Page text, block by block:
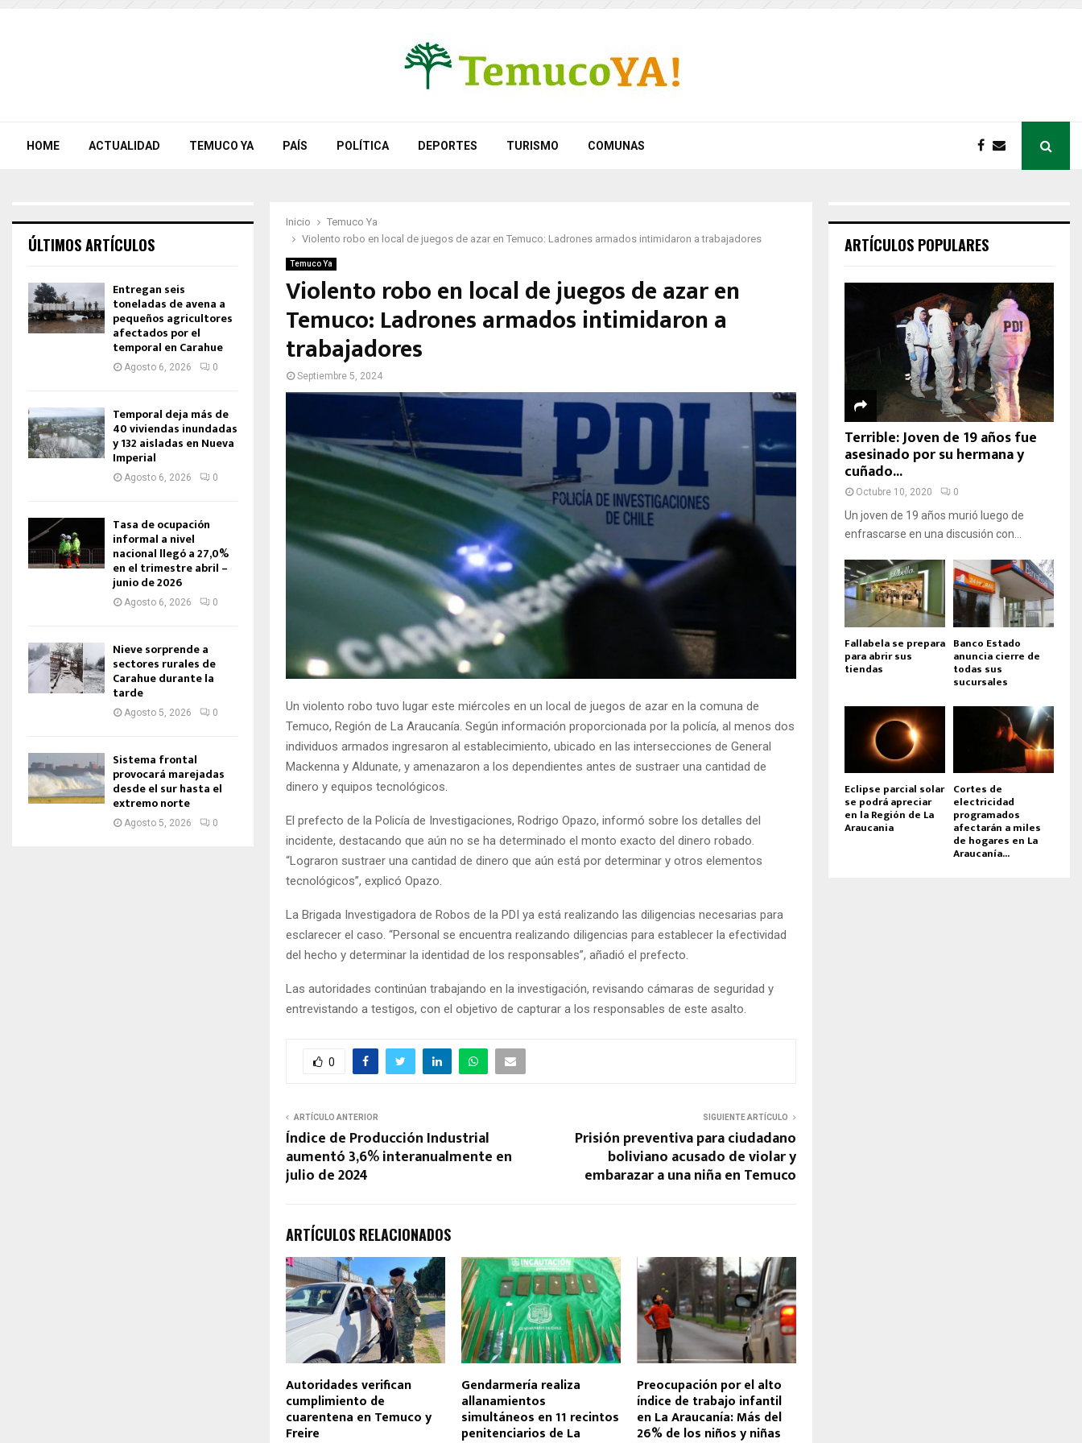
HOME ACTUALIDAD TEMUCO YA PAÍS POLÍTICA DEPORTES TURISMO COMUNAS
Inicio
Temuco Ya
Violento robo en local de juegos de azar en Temuco: Ladrones armados intimidaron a trabajadores
Temuco Ya
Violento robo en local de juegos de azar en
Temuco: Ladrones armados intimidaron a
trabajadores
Septiembre 5, 2024
Un violento robo tuvo lugar este miércoles en un local de juegos de azar en la comuna de
Temuco, Región de La Araucanía. Según información proporcionada por la policía, al menos dos
individuos armados ingresaron al establecimiento, ubicado en las intersecciones de General
Mackenna y Aldunate, y amenazaron a los dependientes antes de sustraer una cantidad de
dinero y equipos tecnológicos.
El prefecto de la Policía de Investigaciones, Rodrigo Opazo, informó sobre los detalles del
incidente, destacando que aún no se ha determinado el monto exacto del dinero robado.
“Lograron sustraer una cantidad de dinero que aún está por determinar y otros elementos
tecnológicos”, explicó Opazo.
La Brigada Investigadora de Robos de la PDI ya está realizando las diligencias necesarias para
esclarecer el caso. “Personal se encuentra realizando diligencias para establecer la efectividad
del hecho y determinar la identidad de los responsables”, añadió el prefecto.
Las autoridades continúan trabajando en la investigación, revisando cámaras de seguridad y
entrevistando a testigos, con el objetivo de capturar a los responsables de este asalto.
0
ARTÍCULO ANTERIOR
Índice de Producción Industrial
aumentó 3,6% interanualmente en
julio de 2024
SIGUIENTE ARTÍCULO
Prisión preventiva para ciudadano
boliviano acusado de violar y
embarazar a una niña en Temuco
ARTÍCULOS RELACIONADOS
Autoridades verifican
cumplimiento de
cuarentena en Temuco y
Freire
Gendarmería realiza
allanamientos
simultáneos en 11 recintos
penitenciarios de La
Preocupación por el alto
índice de trabajo infantil
en La Araucanía: Más del
26% de los niños y niñas
ÚLTIMOS ARTÍCULOS
Entregan seis
toneladas de avena a
pequeños agricultores
afectados por el
temporal en Carahue
Agosto 6, 2026 0
Temporal deja más de
40 viviendas inundadas
y 132 aisladas en Nueva
Imperial
Agosto 6, 2026 0
Tasa de ocupación
informal a nivel
nacional llegó a 27,0%
en el trimestre abril –
junio de 2026
Agosto 6, 2026 0
Nieve sorprende a
sectores rurales de
Carahue durante la
tarde
Agosto 5, 2026 0
Sistema frontal
provocará marejadas
desde el sur hasta el
extremo norte
Agosto 5, 2026 0
ARTÍCULOS POPULARES
Terrible: Joven de 19 años fue
asesinado por su hermana y
cuñado...
Octubre 10, 2020 0
Un joven de 19 años murió luego de
enfrascarse en una discusión con...
Fallabela se prepara
para abrir sus
tiendas
Banco Estado
anuncia cierre de
todas sus
sucursales
Eclipse parcial solar
se podrá apreciar
en la Región de La
Araucania
Cortes de
electricidad
programados
afectarán a miles
de hogares en La
Araucanía...